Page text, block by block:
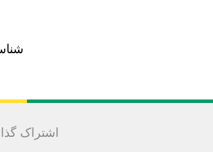
اشتراک